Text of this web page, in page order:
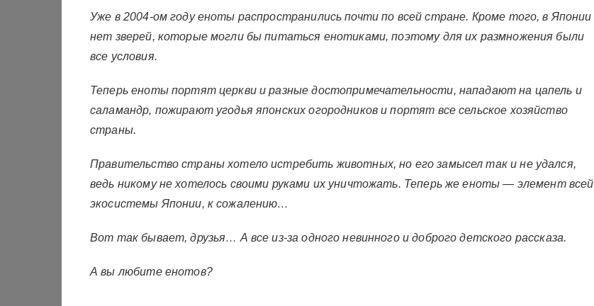
Уже в 2004-ом году еноты распространились почти по всей стране. Кроме того, в Японии
нет зверей, которые могли бы питаться енотиками, поэтому для их размножения были
все условия.
Теперь еноты портят церкви и разные достопримечательности, нападают на цапель и
саламандр, пожирают угодья японских огородников и портят все сельское хозяйство
страны.
Правительство страны хотело истребить животных, но его замысел так и не удался,
ведь никому не хотелось своими руками их уничтожать. Теперь же еноты — элемент всей
экосистемы Японии, к сожалению…
Вот так бывает, друзья… А все из-за одного невинного и доброго детского рассказа.
А вы любите енотов?